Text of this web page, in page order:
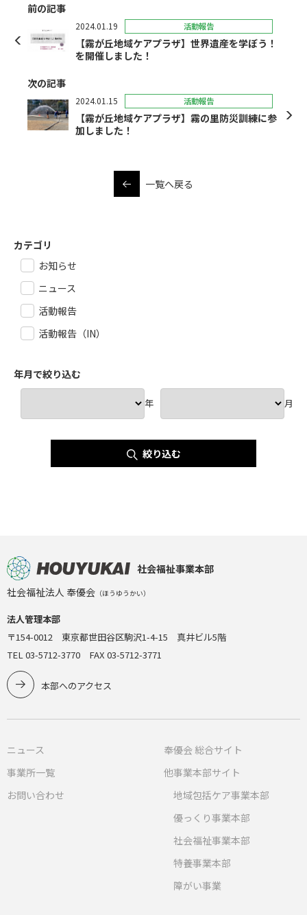
前の記事
2024.01.19 活動報告
【霧が丘地域ケアプラザ】世界遺産を学ぼう！
を開催しました！
次の記事
2024.01.15 活動報告
【霧が丘地域ケアプラザ】霧の里防災訓練に参
加しました！
一覧へ戻る
カテゴリ
お知らせ
ニュース
活動報告
活動報告（IN）
年月で絞り込む
年 月
絞り込む
社会福祉事業本部
社会福祉法人 奉優会 （ほうゆうかい）
法人管理本部
〒154-0012 東京都世田谷区駒沢1-4-15 真井ビル5階
TEL 03-5712-3770 FAX 03-5712-3771
本部へのアクセス
ニュース
事業所一覧
お問い合わせ
奉優会 総合サイト
他事業本部サイト
地域包括ケア事業本部
優っくり事業本部
社会福祉事業本部
特養事業本部
障がい事業